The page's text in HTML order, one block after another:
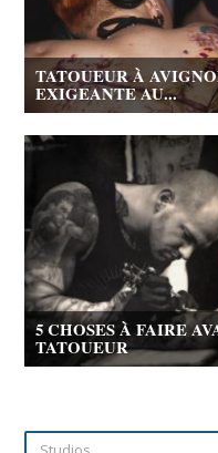
TATOUEUR À
EXIGEANTE AU...
5 CHOSES À FAIRE
TATOUEUR